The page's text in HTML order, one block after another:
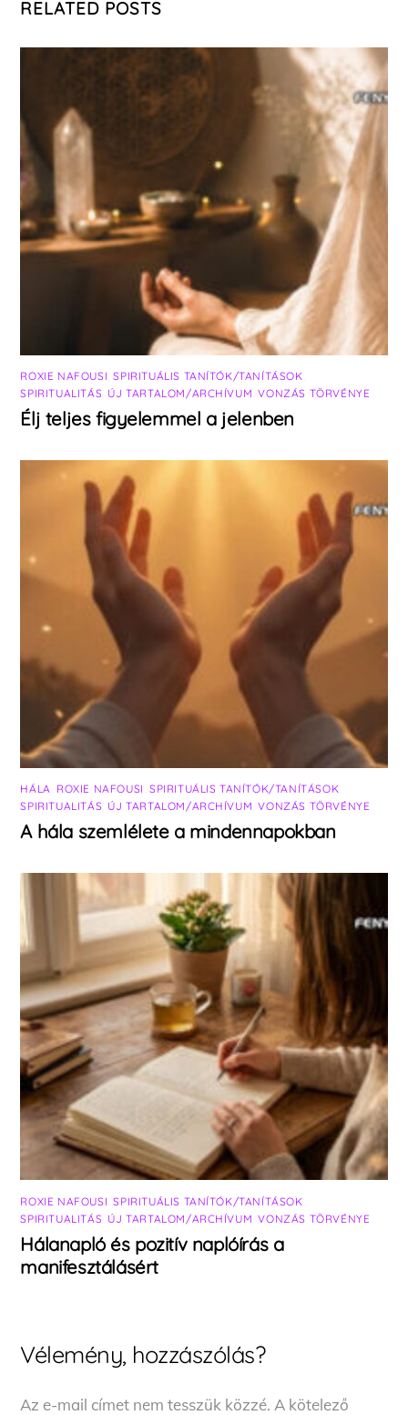
RELATED POSTS
ROXIE NAFOUSI ,SPIRITUÁLIS TANÍTÓK/TANÍTÁSOK
SPIRITUALITÁS ÚJ TARTALOM/ARCHÍVUM ,VONZÁS TÖRVÉNYE
Élj teljes figyelemmel a jelenben
HÁLA ROXIE NAFOUSI SPIRITUÁLIS TANÍTÓK/TANÍTÁSOK
SPIRITUALITÁS ÚJ TARTALOM/ARCHÍVUM ,VONZÁS TÖRVÉNYE
A hála szemlélete a mindennapokban
ROXIE NAFOUSI ,SPIRITUÁLIS TANÍTÓK/TANÍTÁSOK
SPIRITUALITÁS ÚJ TARTALOM/ARCHÍVUM ,VONZÁS TÖRVÉNYE
Hálanapló és pozitív naplóírás a
manifesztálásért
Vélemény, hozzászólás?
Az e-mail címet nem tesszük közzé. A kötelező